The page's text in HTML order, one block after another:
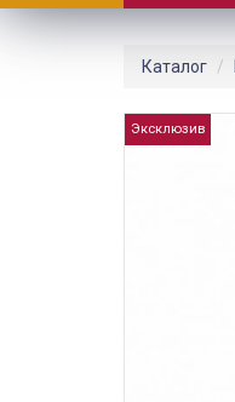
Каталог
Эксклюзив